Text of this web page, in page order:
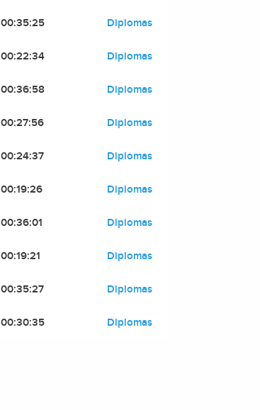
00:35:25 Diplomas
00:22:34 Diplomas
00:36:58 Diplomas
00:27:56 Diplomas
00:24:37 Diplomas
00:19:26 Diplomas
00:36:01 Diplomas
00:19:21 Diplomas
00:35:27 Diplomas
00:30:35 Diplomas